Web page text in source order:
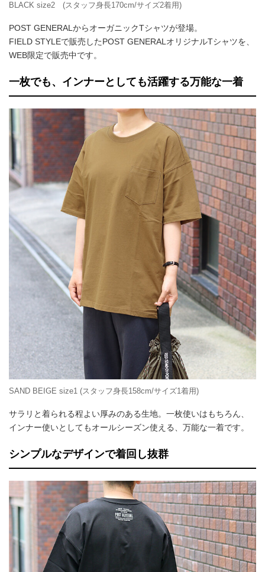
BLACK size2 (スタッフ身長170cm/サイズ2着用)
POST GENERALからオーガニックTシャツが登場。
FIELD STYLEで販売したPOST GENERALオリジナルTシャツを、
WEB限定で販売中です。
一枚でも、インナーとしても活躍する万能な一着
SAND BEIGE size1 (スタッフ身長158cm/サイズ1着用)
サラリと着られる程よい厚みのある生地。一枚使いはもちろん、
インナー使いとしてもオールシーズン使える、万能な一着です。
シンプルなデザインで着回し抜群